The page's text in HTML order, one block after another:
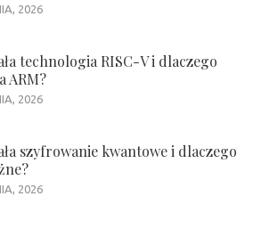
2026
technologia RISC-V i dlaczego
ARM?
2026
szyfrowanie kwantowe i dlaczego
2026